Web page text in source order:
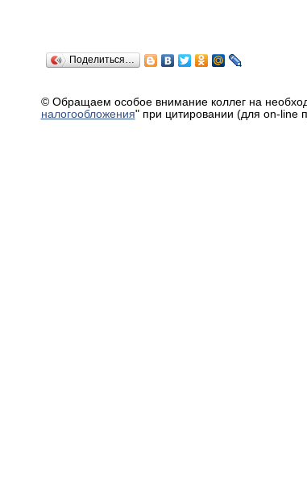
Поделиться…
© Обращаем особое внимание коллег на
налогообложения" при цитировании (для on-line